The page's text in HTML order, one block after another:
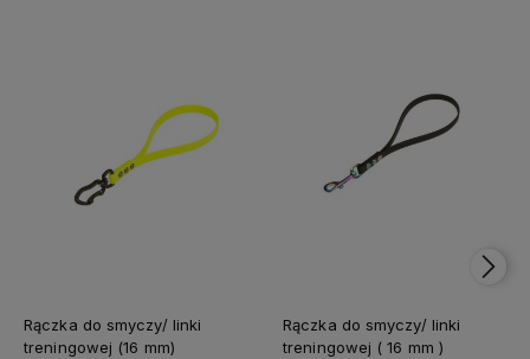
Rączka do smyczy/ linki
treningowej (16 mm)
Rączka do smyczy/ linki
treningowej ( 16 mm )